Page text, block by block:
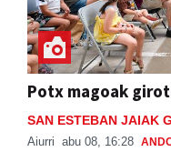
Potx magoak
SAN ESTEBAN JAIAK
Aiurri abu 08, 16:28